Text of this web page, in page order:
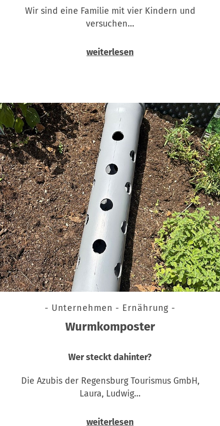
Wir sind eine Familie mit vier Kindern und
versuchen…
weiterlesen
- Unternehmen - Ernährung -
Wurmkomposter
Wer steckt dahinter?
Die Azubis der Regensburg Tourismus GmbH,
Laura, Ludwig…
weiterlesen